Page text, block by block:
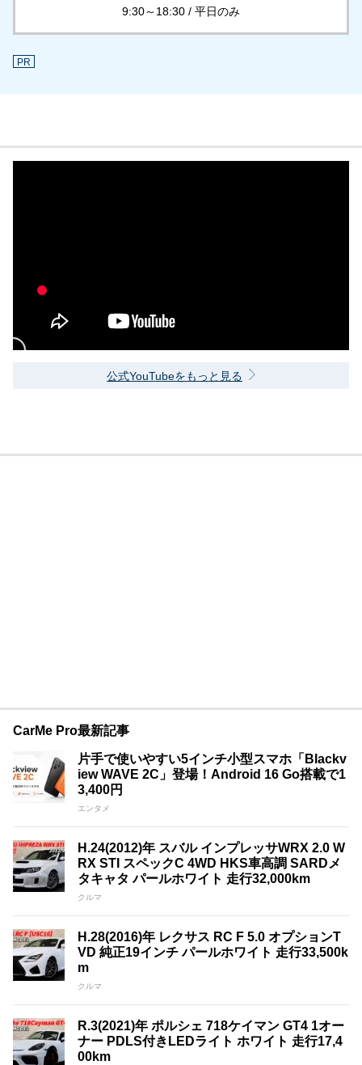
9:30～18:30 / 平日のみ
PR
公式YouTubeをもっと見る
CarMe Pro最新記事
片手で使いやすい5インチ小型スマホ「Blackv
iew WAVE 2C」登場！Android 16 Go搭載で1
3,400円
エンタメ
H.24(2012)年 スバル インプレッサWRX 2.0 W
RX STI スペックC 4WD HKS車高調 SARDメ
タキャタ パールホワイト 走行32,000km
クルマ
H.28(2016)年 レクサス RC F 5.0 オプションT
VD 純正19インチ パールホワイト 走行33,500k
m
クルマ
R.3(2021)年 ポルシェ 718ケイマン GT4 1オー
ナー PDLS付きLEDライト ホワイト 走行17,4
00km